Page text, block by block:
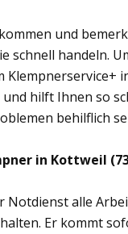
und
schnell handeln.
Klempnerservice+
hilft Ihnen so
behilflich
in Kottweil
Notdienst alle
Er kommt